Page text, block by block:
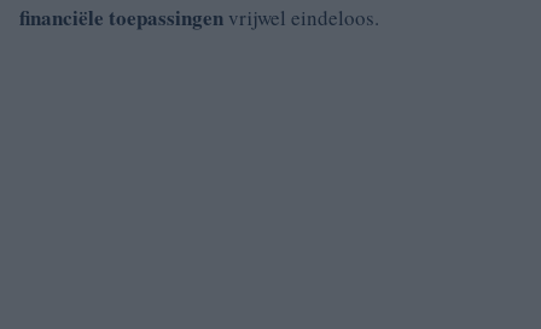
financiële toepassingen vrijwel eindeloos.